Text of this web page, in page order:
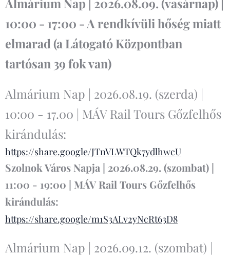
10:00 - 17:00 - A rendkívüli hőség miatt
elmarad (a Látogató Központban
tartósan 39 fok van)
Almárium Nap | 2026.08.19. (szerda) |
10:00 - 17.00 | MÁV Rail Tours Gőzfelhős
kirándulás:
https://share.google/JTnVLWTQk7ydlhwcU
Szolnok Város Napja | 2026.08.29. (szombat) |
11:00 - 19:00 | MÁV Rail Tours Gőzfelhős
kirándulás:
https://share.google/m1S3ALv2yNcRt63D8
Almárium Nap | 2026.09.12. (szombat) |